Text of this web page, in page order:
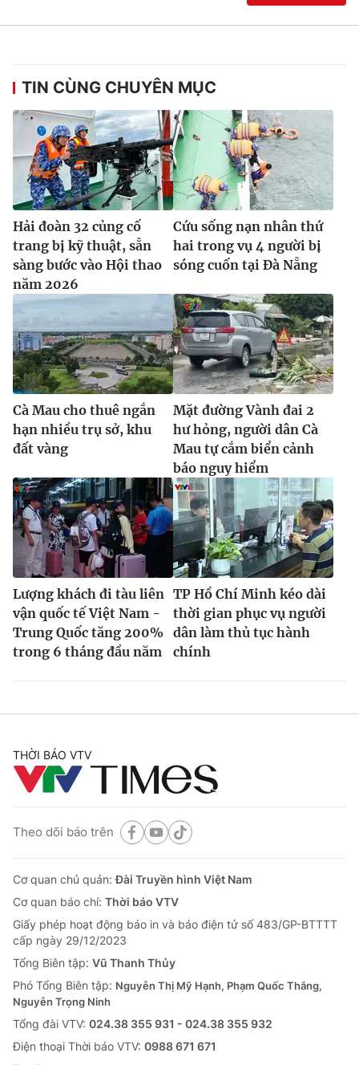
TIN CÙNG CHUYÊN MỤC
Hải đoàn 32 củng cố
trang bị kỹ thuật, sẵn
sàng bước vào Hội thao
năm 2026
Cứu sống nạn nhân thứ
hai trong vụ 4 người bị
sóng cuốn tại Đà Nẵng
Cà Mau cho thuê ngắn
hạn nhiều trụ sở, khu
đất vàng
Mặt đường Vành đai 2
hư hỏng, người dân Cà
Mau tự cắm biển cảnh
báo nguy hiểm
Lượng khách đi tàu liên
vận quốc tế Việt Nam -
Trung Quốc tăng 200%
trong 6 tháng đầu năm
TP Hồ Chí Minh kéo dài
thời gian phục vụ người
dân làm thủ tục hành
chính
THỜI BÁO VTV
Theo dõi báo trên
Cơ quan chủ quản:Đài Truyền hình Việt Nam
Cơ quan báo chí: Thời báo VTV
Giấy phép hoạt động báo in và báo điện tử số 483/GP-BTTTT
cấp ngày 29/12/2023
Tổng Biên tập: Vũ Thanh Thủy
Phó Tổng Biên tập: Nguyễn Thị Mỹ Hạnh, Phạm Quốc Thắng,
Nguyễn Trọng Ninh
Tổng đài VTV: 024.38 355 931 - 024.38 355 932
Ðiện thoại Thời báo VTV: 0988 671 671